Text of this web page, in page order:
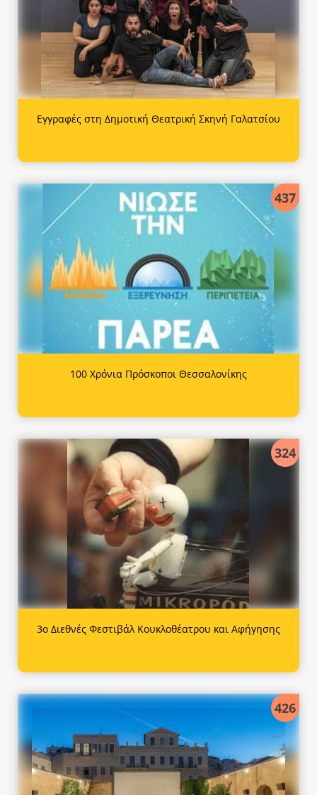
Εγγραφές στη Δημοτική Θεατρική Σκηνή Γαλατσίου
437
100 Χρόνια Πρόσκοποι Θεσσαλονίκης
324
3ο Διεθνές Φεστιβάλ Κουκλοθέατρου και Αφήγησης
426